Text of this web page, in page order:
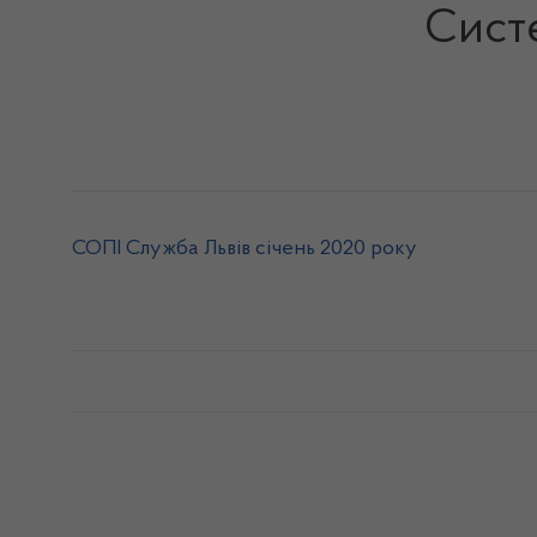
СОПІ Служба Львів січень 2020 року